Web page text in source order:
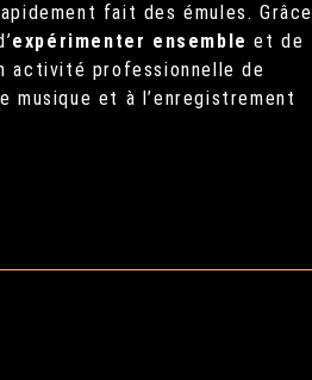
fait des émules. Grâce
expérimenter ensemble et de
activité professionnelle de
musique et à l’enregistrement